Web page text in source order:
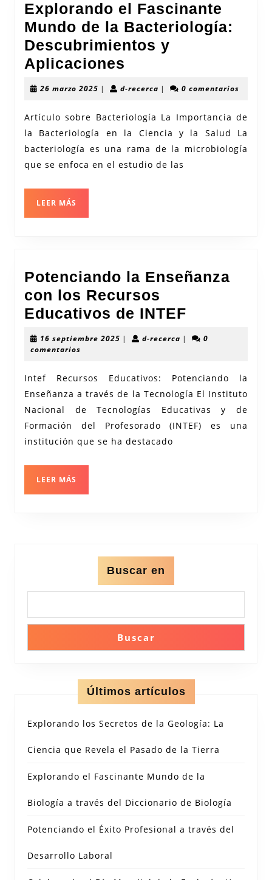
Explorando el Fascinante
Mundo de la Bacteriología:
Descubrimientos y
Aplicaciones
Mundo
de
la
Bacteriología:
26 marzo 2025 26| d-recercad-| 0 comentarios
Artículo sobre Bacteriología La Importancia de
la Bacteriología en la Ciencia y la Salud La
bacteriología es una rama de la microbiología
que se enfoca en el estudio de las
LEER MÁS
Potenciando la Enseñanza
con los Recursos
Educativos de INTEF
la
los
Recursos
Educativos
16 septiembre 2025 16| d-recercad-|
0
comentarios
Intef Recursos Educativos: Potenciando la
Enseñanza a través de la Tecnología El Instituto
Nacional de Tecnologías Educativas y de
Formación del Profesorado (INTEF) es una
institución que se ha destacado
LEER MÁS
Buscar en
Buscar
Últimos artículos
Explorando los Secretos de la Geología: La
Ciencia que Revela el Pasado de la Tierra
Explorando el Fascinante Mundo de la
Biología a través del Diccionario de Biología
Potenciando el Éxito Profesional a través del
Desarrollo Laboral